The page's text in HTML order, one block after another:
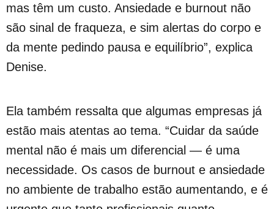
mas têm um custo. Ansiedade e burnout não
são sinal de fraqueza, e sim alertas do corpo e
da mente pedindo pausa e equilíbrio”, explica
Denise.
Ela também ressalta que algumas empresas já
estão mais atentas ao tema. “Cuidar da saúde
mental não é mais um diferencial — é uma
necessidade. Os casos de burnout e ansiedade
no ambiente de trabalho estão aumentando, e é